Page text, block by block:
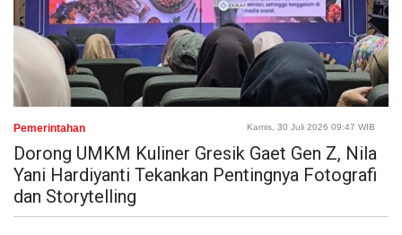
Pemerintahan Kamis, 30 Juli 2026 09:47 WIB
Dorong UMKM Kuliner Gresik Gaet Gen Z, Nila
Yani Hardiyanti Tekankan Pentingnya Fotografi
dan Storytelling